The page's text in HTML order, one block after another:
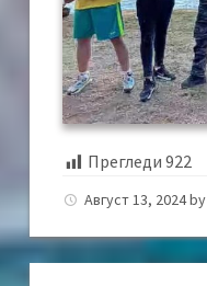
Прегледи 922
Август 13, 2024by